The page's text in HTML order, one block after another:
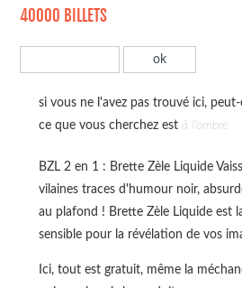
40000 BILLETS
si vous ne l'avez pas trouvé ici,
ce que vous cherchez est à l'ombre
BZL 2 en 1 : Brette Zèle Liquide
vilaines traces d'humour noir,
au plafond ! Brette Zèle Liquide est
sensible pour la révélation de vos
Ici, tout est gratuit, même la